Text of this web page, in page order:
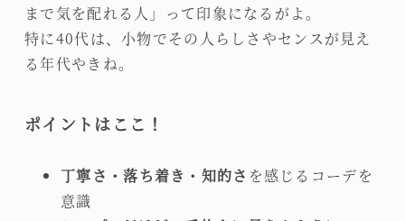
まで気を配れる人」って印象になるがよ。
特に40代は、小物でその人らしさやセンスが見え
る年代やきね。
ポイントはここ！
丁寧さ・落ち着き・知的さ を感じるコーデを
意識